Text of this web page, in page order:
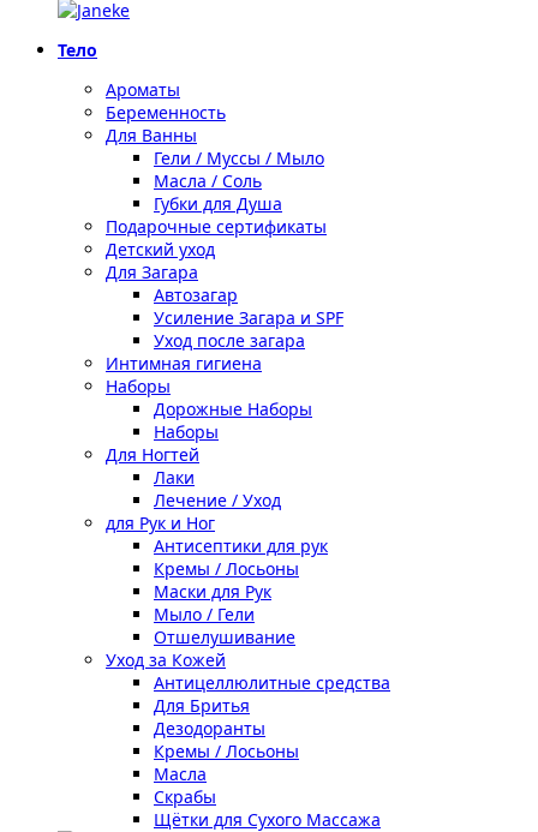
Тело
Ароматы
Беременность
Для Ванны
Гели / Муссы / Мыло
Масла / Соль
Губки для Душа
Подарочные сертификаты
Детский уход
Для Загара
Автозагар
Усиление Загара и SPF
Уход после загара
Интимная гигиена
Наборы
Дорожные Наборы
Наборы
Для Ногтей
Лаки
Лечение / Уход
для Рук и Ног
Антисептики для рук
Кремы / Лосьоны
Маски для Рук
Мыло / Гели
Отшелушивание
Уход за Кожей
Антицеллюлитные средства
Для Бритья
Дезодоранты
Кремы / Лосьоны
Масла
Скрабы
Щётки для Сухого Массажа